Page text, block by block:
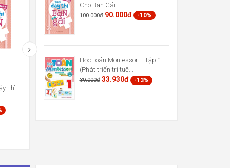
Thì
Phương Pháp Giáo Dục Sớm
Montessori Cho Trẻ Từ 0...
55.000đ 47.850đ -13%
Cùng Con Chống Nạn Bắt Nạt
135.000đ
Cho Bạn Gái
100.000đ 90.000đ -10%
Học Toán Montessori - Tập 1
(Phát triển trí tuệ...
39.000đ 33.930đ -13%